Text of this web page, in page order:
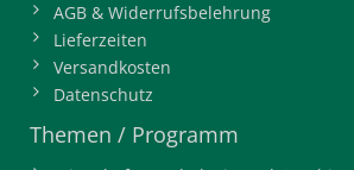
AGB & Widerrufsbelehrung
Lieferzeiten
Versandkosten
Datenschutz
Themen / Programm